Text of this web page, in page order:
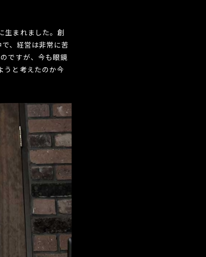
生まれました。創
、経営は非常に苦
ですが、今も眼鏡
うと考えたのか今